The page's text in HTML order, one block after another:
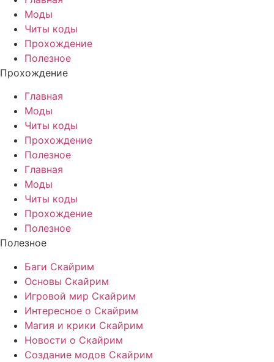
Моды
Читы коды
Прохождение
Полезное
Прохождение
Главная
Моды
Читы коды
Прохождение
Полезное
Главная
Моды
Читы коды
Прохождение
Полезное
Полезное
Баги Скайрим
Основы Скайрим
Игровой мир Скайрим
Интересное о Скайрим
Магия и крики Скайрим
Новости о Скайрим
Создание модов Скайрим